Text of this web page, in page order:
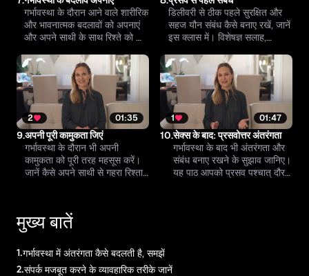
गर्भावस्था के दौरान आने वाले शारीरिक
और भावनात्मक बदलावों को अपनाएं
और अपने साथी के साथ रिश्ते को और
डिलीवरी से ठीक पहले सुरक्षित और
सहज यौन संबंध कैसे बनाए रखें, जानें
इस क्लास में। विशेषज्ञ सलाह,
व्यावहारिक सुझाव। यह जानकारी
चरण दर चरण मदद करेगी।
01:35
2
9.अपनी पूरी कामुकता जिएं
गर्भावस्था के दौरान भी अपनी
कामुकता को पूरी तरह महसूस करें।
जानें कैसे अपने साथी से गहरा रिश्ता
01:47
1
10.सेक्स के बाद: प्रसवोत्तर अंतरंगता
गर्भावस्था के बाद भी अंतरंगता और
संबंध बनाए रखने के सुझाव जानिए।
यह पाठ आपको प्रसव पश्चात् दौर में
मुख्य बातें
1.गर्भावस्था में अंतरंगता कैसे बदलती है, समझें
2.संपर्क मजबूत करने के व्यावहारिक तरीके जानें